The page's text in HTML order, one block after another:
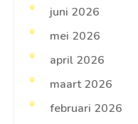
juni 2026
mei 2026
april 2026
maart 2026
februari 2026